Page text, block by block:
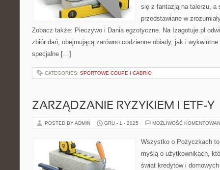
się z fantazją na talerzu, a
przedstawiane w
Zobacz także: Pieczywo i Dania egzotyczne. Na Izagotuje.pl
zbiór dań, obejmującą zarówno codzienne obiady, jak i
specjalne […]
CATEGORIES: SPORTOWE COUPE I CABRIO
ZARZĄDZANIE RYZYKIEM I ETF-Y
POSTED BY ADMIN GRU - 1 - 2025 MOŻLIWOŚĆ
Wszystko o Pożyczkach
myślą o użytkownikach,
świat kredytów i